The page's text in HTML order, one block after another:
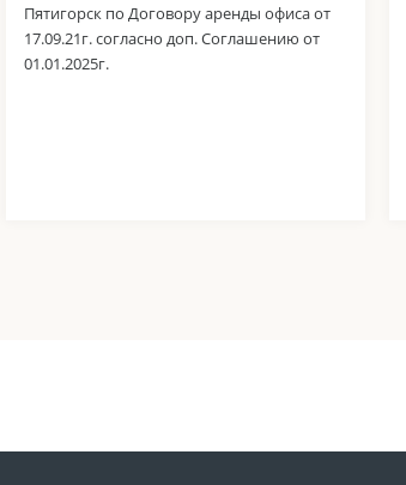
Пятигорск по Договору аренды офиса от
17.09.21г. согласно доп. Соглашению от
01.01.2025г.